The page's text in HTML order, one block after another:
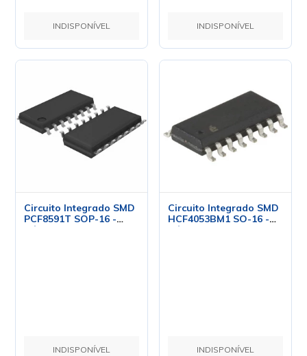
INDISPONÍVEL INDISPONÍVEL
Circuito Integrado SMD
PCF8591T SOP-16 -
Cód. Loja 4769 - Philips
INDISPONÍVEL
Circuito Integrado SMD
HCF4053BM1 SO-16 -
Cód. Loja 3897 - ST
INDISPONÍVEL